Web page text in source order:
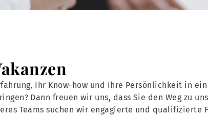
Ihr Know-how und Ihre Persönlichkeit in
Dann freuen wir uns, dass Sie den Weg zu
Teams suchen wir engagierte und qualifizierte